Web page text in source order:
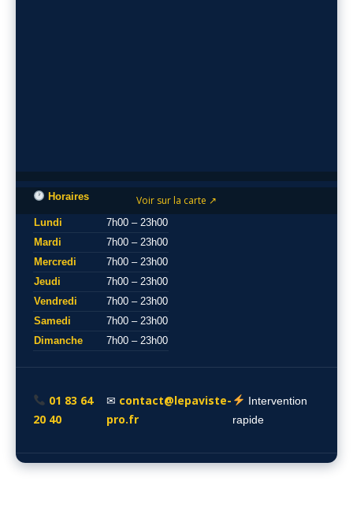
Voir sur la carte ↗
Horaires
Lundi
7h00 – 23h00
Mardi
7h00 – 23h00
Mercredi
7h00 – 23h00
Jeudi
7h00 – 23h00
Vendredi
7h00 – 23h00
Samedi
7h00 – 23h00
Dimanche
7h00 – 23h00
01 83 64
20 40
✉ contact@lepaviste-
pro.fr
Intervention
rapide